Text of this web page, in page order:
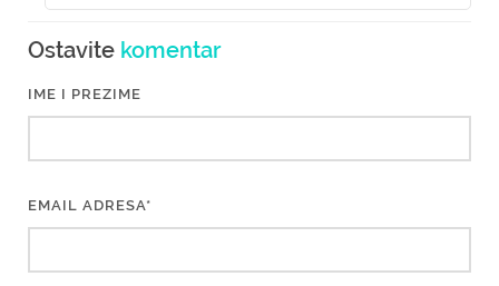
Ostavite komentar
IME I PREZIME
EMAIL ADRESA*